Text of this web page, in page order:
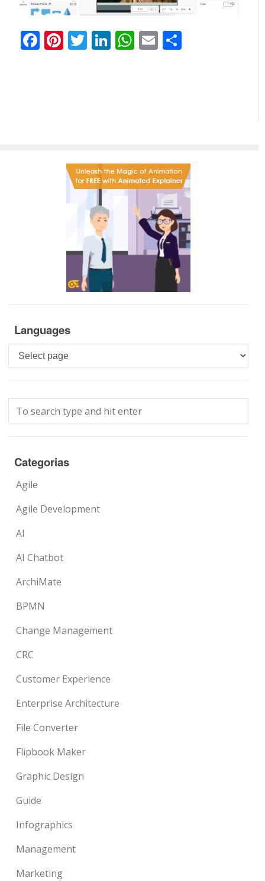
Facebook
Pinterest
Twitter
LinkedIn
WhatsApp
Email
Languages
Languages
Categorias
Agile
Agile Development
AI
AI Chatbot
ArchiMate
BPMN
Change Management
CRC
Customer Experience
Enterprise Architecture
File Converter
Flipbook Maker
Graphic Design
Guide
Infographics
Management
Marketing